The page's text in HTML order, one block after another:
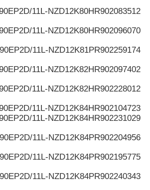
R902083512
11L-NZD12K80H
R902096070
11L-NZD12K80H
R902259174
11L-NZD12K81P
R902097402
11L-NZD12K82H
R902228012
11L-NZD12K82H
R902104723
11L-NZD12K84H
R902231029
11L-NZD12K84H
R902204956
11L-NZD12K84P
R902195775
11L-NZD12K84P
R902240343
11L-NZD12K84P